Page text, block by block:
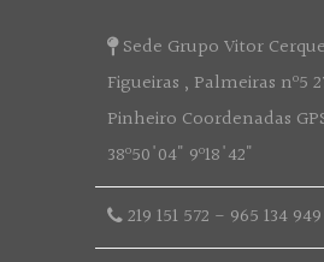
Sede Grupo Vitor
Figueiras , Palmeiras nº5
Pinheiro Coordenadas
38º50'04" 9º18'42"
219 151 572 - 965 134 949